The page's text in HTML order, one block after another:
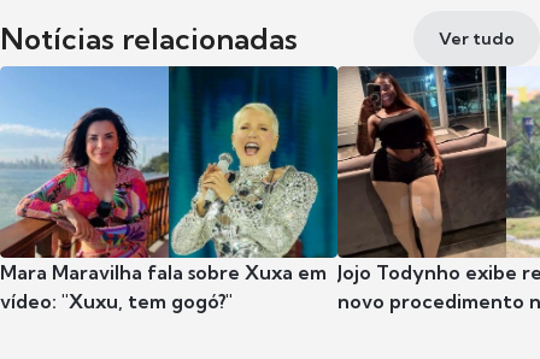
Notícias relacionadas Ver tudo
Mara Maravilha fala sobre Xuxa em
vídeo: "Xuxu, tem gogó?"
Jojo Todynho exibe
novo procedimento